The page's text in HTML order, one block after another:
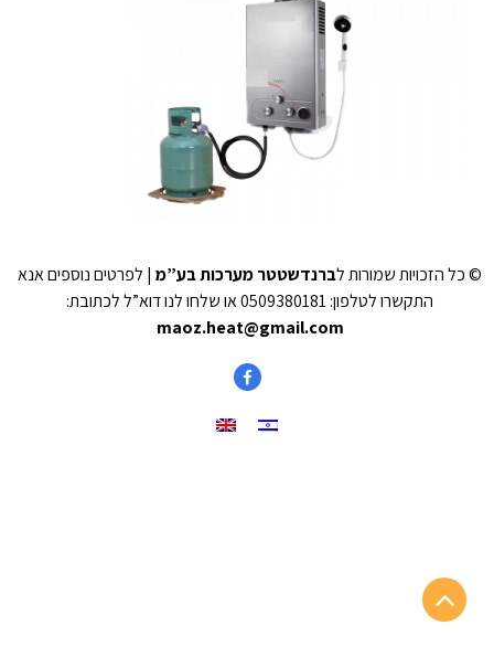
© כל הזכויות שמורות לברנדשטטר מערכות בע”מ | לפרטים נוספים אנא
התקשרו לטלפון: 0509380181 או שלחו לנו דוא”ל לכתובת:
maoz.heat@gmail.com